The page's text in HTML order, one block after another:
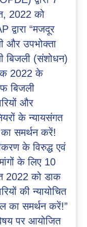
2022 को
द्वारा “मजदूर
और उपभोक्ता
बिजली (संशोधन)
2022 के
बिजली
और
के न्यायसंगत
का समर्थन करें!
के विरुद्ध एवं
के लिए 10
2022 को डाक
की न्यायोचित
का समर्थन करें!”
पर आयोजित